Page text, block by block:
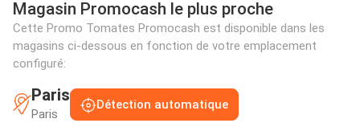
Magasin Promocash le plus proche
Cette Promo Tomates Promocash est disponible dans les
magasins ci-dessous en fonction de votre emplacement
configuré:
Paris
Paris
Détection automatique